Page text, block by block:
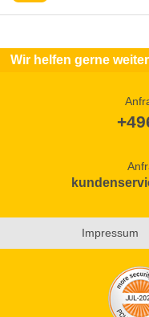
Wir helfen gerne weiter
Impressum